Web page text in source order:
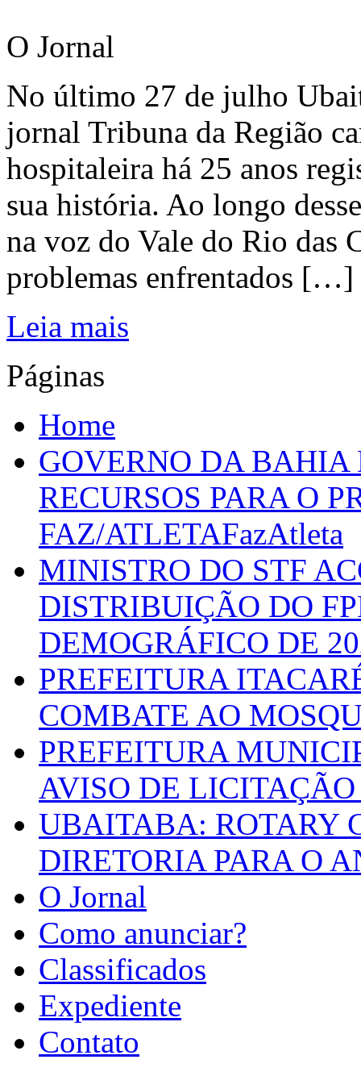
O Jornal
No último 27 de julho
jornal Tribuna da Região
hospitaleira há 25 anos
sua história. Ao longo
na voz do Vale do Rio das
problemas enfrentados […]
Leia mais
Páginas
Home
GOVERNO DA
RECURSOS PARA O
FAZ/ATLETAFazAtleta
MINISTRO DO STF
DISTRIBUIÇÃO DO
DEMOGRÁFICO DE
PREFEITURA
COMBATE AO
PREFEITURA
AVISO DE LICITAÇÃO
UBAITABA: ROTARY
DIRETORIA PARA O
O Jornal
Como anunciar?
Classificados
Expediente
Contato